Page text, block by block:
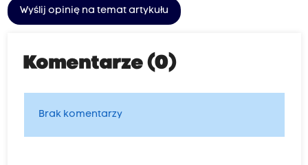
Wyślij opinię na temat artykułu
Komentarze (0)
Brak komentarzy